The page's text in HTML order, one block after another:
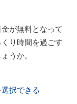
が無料となって
り時間を過ごす
うか。
択できる